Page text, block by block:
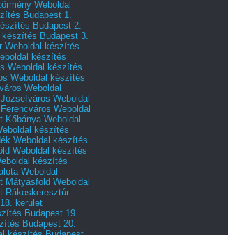
Weboldal
Budapest 1.
Budapest 2.
készítés Budapest 3.
Weboldal készítés
készítés
Weboldal készítés
Weboldal készítés
Weboldal
Weboldal
Weboldal
Kőbánya Weboldal
készítés
Weboldal készítés
Weboldal készítés
készítés
Weboldal
Mátyásföld Weboldal
Rákoskeresztúr
kerület
Budapest 19.
Budapest 20.